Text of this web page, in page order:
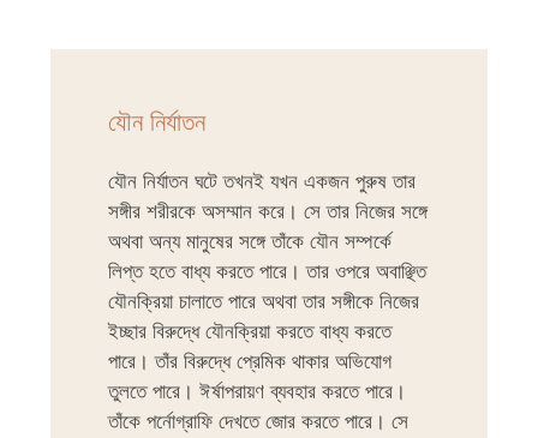
যৌন নির্যাতন
যৌন নির্যাতন ঘটে তখনই যখন একজন পুরুষ তার
সঙ্গীর শরীরকে অসম্মান করে। সে তার নিজের সঙ্গে
অথবা অন্য মানুষের সঙ্গে তাঁকে যৌন সম্পর্কে
লিপ্ত হতে বাধ্য করতে পারে। তার ওপরে অবাঞ্ছিত
যৌনক্রিয়া চালাতে পারে অথবা তার সঙ্গীকে নিজের
ইচ্ছার বিরুদ্ধে যৌনক্রিয়া করতে বাধ্য করতে
পারে। তাঁর বিরুদ্ধে প্রেমিক থাকার অভিযোগ
তুলতে পারে। ঈর্ষাপরায়ণ ব্যবহার করতে পারে।
তাঁকে পর্নোগ্রাফি দেখতে জোর করতে পারে। সে